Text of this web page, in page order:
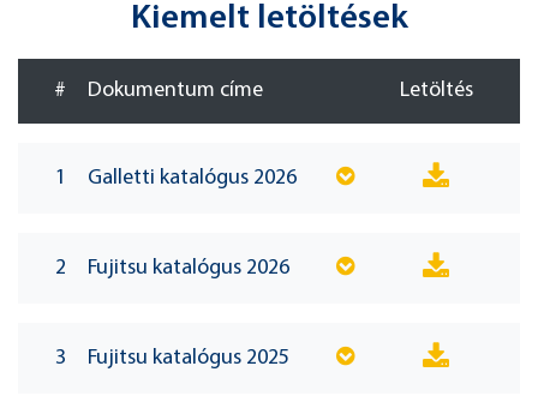
Kiemelt letöltések
# Dokumentum címe Letöltés
1 Galletti katalógus 2026
2 Fujitsu katalógus 2026
3 Fujitsu katalógus 2025